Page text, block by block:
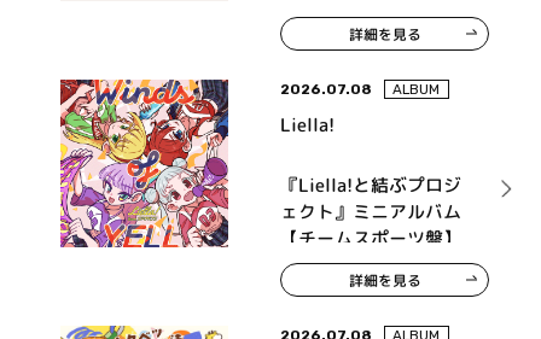
詳細を見る
2026.07.08 ALBUM
Liella!
『Liella!と結ぶプロジ
ェクト』ミニアルバム
【チームスポーツ盤】
詳細を見る
2026.07.08 ALBUM